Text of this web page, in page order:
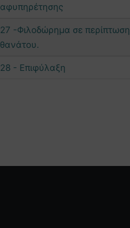
αφυπηρέτησης
27 -Φιλοδώρημα σε περίπτωση
θανάτου.
28 - Επιφύλαξη